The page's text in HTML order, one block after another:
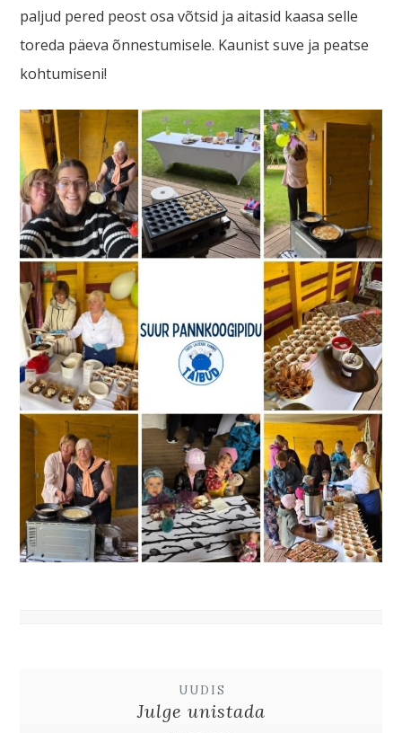
paljud pered peost osa võtsid ja aitasid kaasa selle
toreda päeva õnnestumisele. Kaunist suve ja peatse
kohtumiseni!
UUDIS
Julge unistada